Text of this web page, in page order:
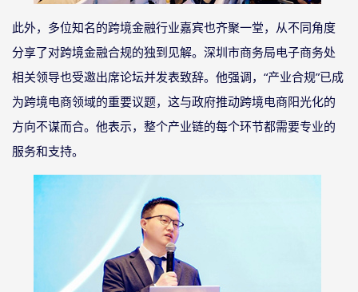
此外，多位知名的跨境金融行业嘉宾也齐聚一堂，从不同角度
分享了对跨境金融合规的独到见解。深圳市商务局电子商务处
相关领导也受邀出席论坛并发表致辞。他强调， “产业合规”已成
为跨境电商领域的重要议题，这与政府推动跨境电商阳光化的
方向不谋而合。他表示，整个产业链的每个环节都需要专业的
服务和支持。